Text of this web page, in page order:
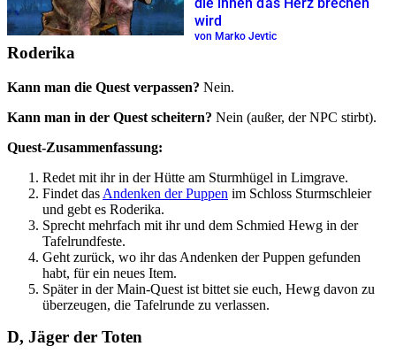
wird
von Marko Jevtic
Roderika
Kann man die Quest verpassen? Nein.
Kann man in der Quest scheitern? Nein (außer, der NPC stirbt).
Quest-Zusammenfassung:
Redet mit ihr in der Hütte am Sturmhügel in Limgrave.
Findet das Andenken der Puppen im Schloss Sturmschleier
und gebt es Roderika.
Sprecht mehrfach mit ihr und dem Schmied Hewg in der
Tafelrundfeste.
Geht zurück, wo ihr das Andenken der Puppen gefunden
habt, für ein neues Item.
Später in der Main-Quest ist bittet sie euch, Hewg davon zu
überzeugen, die Tafelrunde zu verlassen.
D, Jäger der Toten